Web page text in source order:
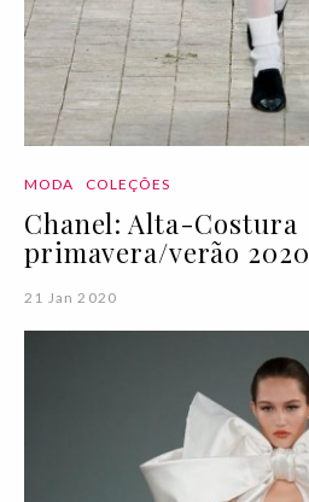
MODA COLEÇÕES
Chanel: Alta-Costura
primavera/verão 2020
21 Jan 2020